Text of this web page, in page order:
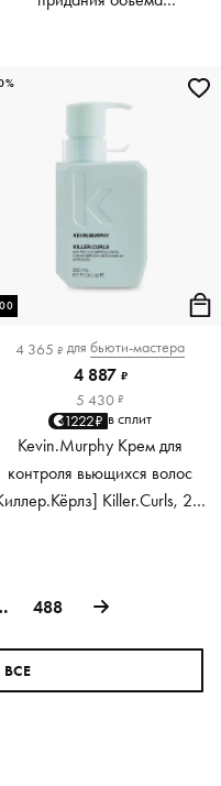
4 365 ₽ для бьюти-мастера
4 887 ₽
5 430 ₽
1222₽ в сплит
Kevin.Murphy Крем для
контроля вьющихся волос
Killer.Curls, 200
488